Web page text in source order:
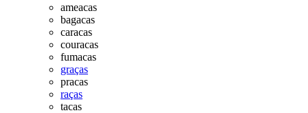
ameacas
bagacas
caracas
couracas
fumacas
graças
pracas
raças
tacas